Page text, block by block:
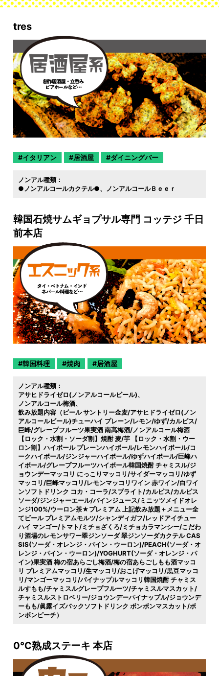
tres
イタリアン 居酒屋 ダイニングバー
ノンアル種類：
●ノンアルコールカクテル●
ノンアルコールＢｅｅｒ
韓国石焼サムギョプサル専門 コッテジ 千日
前本店
韓国料理 焼肉 居酒屋
ノンアル種類：
アサヒドライゼロ(ノンアルコールビール)
ノンアルコール梅酒
飲み放題内容（ビール サントリー金麦/アサヒドライゼロ(ノン
アルコールビール)チューハイ プレーン/レモン/ゆず/カルピス/
巨峰/グレープフルーツ果実酒 南高梅酒/ノンアルコール梅酒
【ロック・水割・ソーダ割】焼酎 麦/芋 【ロック・水割・ウー
ロン割】ハイボール プレーンハイボール/レモンハイボール/コ
ークハイボール/ジンジャーハイボール/ゆずハイボール/巨峰ハ
イボール/グレープフルーツハイボール韓国焼酎 チャミスル/ジ
ョウンデーマッコリ にっこりマッコリ/サイダーマッコリ/ゆず
マッコリ/巨峰マッコリ/レモンマッコリワイン 赤ワイン/白ワイ
ンソフトドリンク コカ・コーラ/スプライト/カルピス/カルピス
ソーダ/ジンジャーエール/パインジュース/ミニッツメイドオレ
ンジ100%/ウーロン茶★プレミアム 上記飲み放題＋メニュー全
てビール プレミアムモルツ/シャンディガフ/レッドアイチュー
ハイ マンゴー/トマト/ミチョざくろ/ミチョカラマンシー/こだわ
り酒場のレモンサワー翠ジンソーダ 翠ジンソーダカクテル CAS
SIS(ソーダ・オレンジ・パイン・ウーロン)/PEACH(ソーダ・オ
レンジ・パイン・ウーロン)/YOGHURT(ソーダ・オレンジ・パ
イン)果実酒 梅の宿あらごし梅酒/梅の宿あらごしもも酒マッコ
リ プレミアムマッコリ/生マッコリ/おこげマッコリ/黒豆マッコ
リ/マンゴーマッコリ/パイナップルマッコリ韓国焼酎 チャミス
ルすもも/チャミスルグレープフルーツ/チャミスルマスカット/
チャミスルストロベリー/ジョウンデーパイナップル/ジョウンデ
ーもも/眞露イズバックソフトドリンク ボンボンマスカット/ボ
ンボンピーチ）
0℃熟成ステーキ 本店